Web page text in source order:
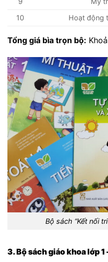
10
Hoạt động
Tổng giá bìa trọn bộ:
Bộ sách “Kết nối
3. Bộ sách giáo khoa lớp